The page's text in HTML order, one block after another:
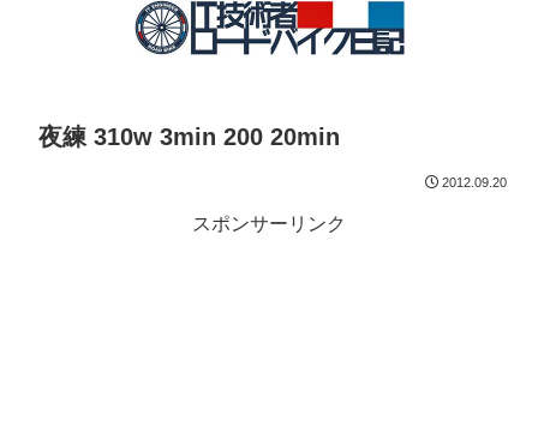
夜練 310w 3min 200 20min
2012.09.20
スポンサーリンク